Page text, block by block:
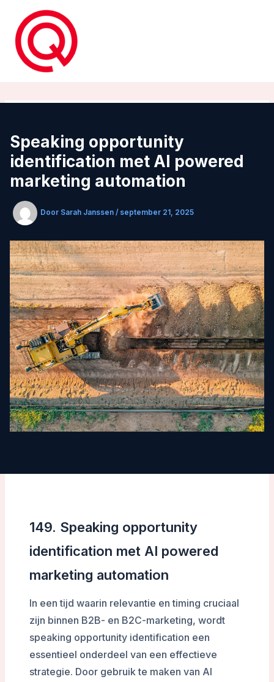
inhoud
Speaking opportunity
identification met AI powered
marketing automation
Door Sarah Janssen / september 21, 2025
149. Speaking opportunity
identification met AI powered
marketing automation
In een tijd waarin relevantie en timing cruciaal
zijn binnen B2B- en B2C-marketing, wordt
speaking opportunity identification een
essentieel onderdeel van een effectieve
strategie. Door gebruik te maken van AI